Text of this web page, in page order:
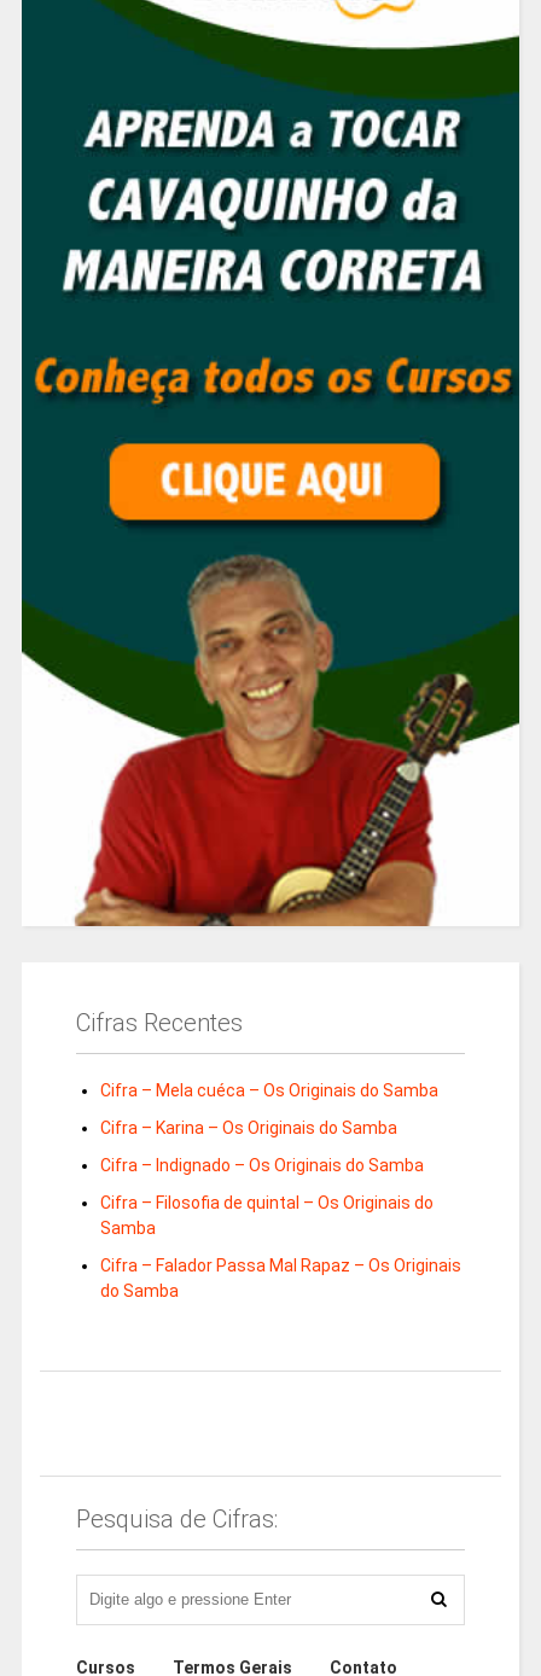
Cifras Recentes
Cifra – Mela cuéca – Os Originais do Samba
Cifra – Karina – Os Originais do Samba
Cifra – Indignado – Os Originais do Samba
Cifra – Filosofia de quintal – Os Originais do
Samba
Cifra – Falador Passa Mal Rapaz – Os Originais
do Samba
Pesquisa de Cifras:
Cursos Termos Gerais Contato